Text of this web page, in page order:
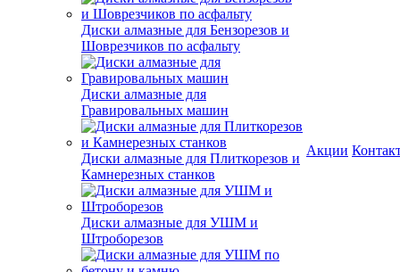
Диски алмазные для Бензорезов и
Шоврезчиков по асфальту
Диски алмазные для
Гравировальных машин
Диски алмазные для Плиткорезов и
Камнерезных станков
Диски алмазные для УШМ и
Штроборезов
Акции